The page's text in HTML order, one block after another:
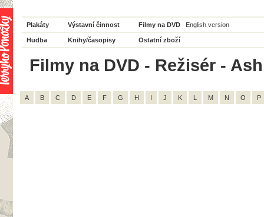
Plakáty Výstavní činnost Filmy na DVD English version
Hudba Knihy/časopisy Ostatní zboží
Filmy na DVD - Režisér -
A B C D E F G H I J K L M N O P